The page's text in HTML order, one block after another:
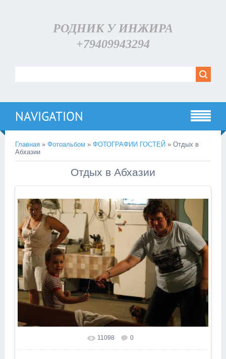
РОДНИК У ИНЖИРА
+79409943294
NAVIGATION
Главная » Фотоальбом » ФОТОГРАФИИ ГОСТЕЙ » Отдых в
Абхазии
Отдых в Абхазии
В реальном размере 1000x669
11098 0